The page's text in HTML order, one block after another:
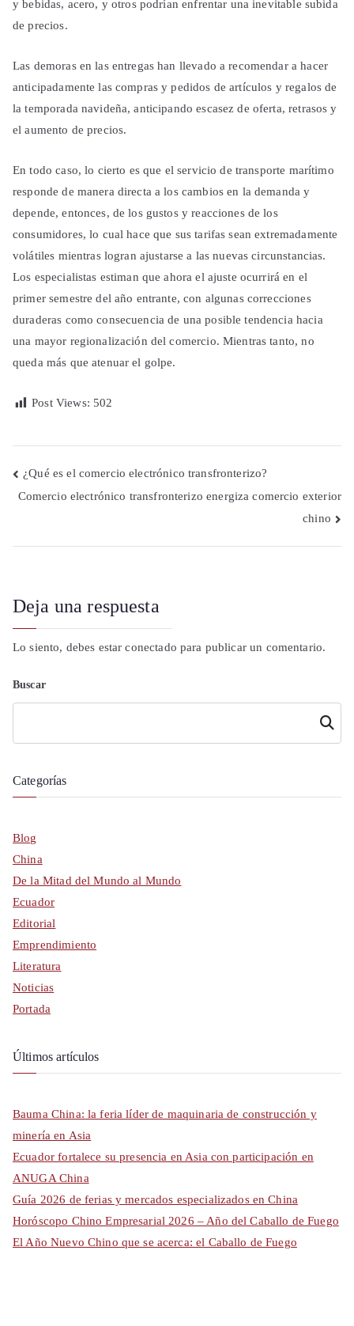
y bebidas, acero, y otros podrían enfrentar una inevitable subida
de precios.
Las demoras en las entregas han llevado a recomendar a hacer
anticipadamente las compras y pedidos de artículos y regalos de
la temporada navideña, anticipando escasez de oferta, retrasos y
el aumento de precios.
En todo caso, lo cierto es que el servicio de transporte marítimo
responde de manera directa a los cambios en la demanda y
depende, entonces, de los gustos y reacciones de los
consumidores, lo cual hace que sus tarifas sean extremadamente
volátiles mientras logran ajustarse a las nuevas circunstancias.
Los especialistas estiman que ahora el ajuste ocurrirá en el
primer semestre del año entrante, con algunas correcciones
duraderas como consecuencia de una posible tendencia hacia
una mayor regionalización del comercio. Mientras tanto, no
queda más que atenuar el golpe.
Post Views: 502
Navegación
de
entradas
¿Qué es el comercio electrónico transfronterizo?
Comercio electrónico transfronterizo energiza comercio exterior
chino
Deja una respuesta
Lo siento, debes estarconectado para publicar un comentario.
Buscar
Buscar
Categorías
Blog
China
De la Mitad del Mundo al Mundo
Ecuador
Editorial
Emprendimiento
Literatura
Noticias
Portada
Últimos artículos
Bauma China: la feria líder de maquinaria de construcción y
minería en Asia
Ecuador fortalece su presencia en Asia con participación en
ANUGA China
Guía 2026 de ferias y mercados especializados en China
Horóscopo Chino Empresarial 2026 – Año del Caballo de Fuego
El Año Nuevo Chino que se acerca: el Caballo de Fuego